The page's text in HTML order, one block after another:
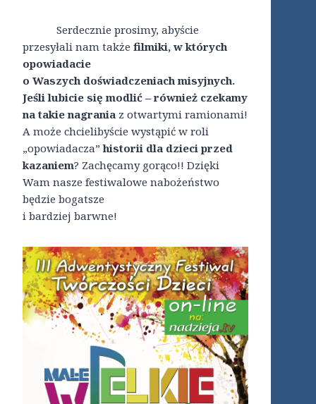
Serdecznie prosimy, abyście
przesyłali nam także filmiki, w których
opowiadacie
o Waszych doświadczeniach misyjnych.
Jeśli lubicie się modlić – również czekamy
na takie nagrania z otwartymi ramionami!
A może chcielibyście wystąpić w roli
„opowiadacza”historii dla dzieci przed
kazaniem? Zachęcamy gorąco!! Dzięki
Wam nasze festiwalowe nabożeństwo
będzie bogatsze
i bardziej barwne!